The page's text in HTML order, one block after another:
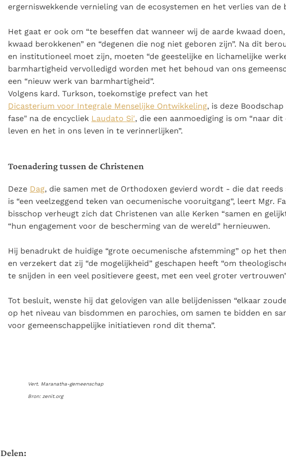
ergerniswekkende vernieling van de ecosystemen en het verlies van de
Het gaat er ook om “te beseffen dat wanneer wij de aarde kwaad
kwaad berokkenen” en “degenen die nog niet geboren zijn”. Na dit
en institutioneel moet zijn, moeten “de geestelijke en lichamelijke
barmhartigheid vervolledigd worden met het behoud van ons
een “nieuw werk van barmhartigheid”.
Volgens kard. Turkson, toekomstige prefect van het
Dicasterium voor Integrale Menselijke Ontwikkeling, is deze
fase" na de encycliek Laudato Si', die een aanmoediging is om “naar
leven en het in ons leven in te verinnerlijken”.
Toenadering tussen de Christenen
Deze Dag, die samen met de Orthodoxen gevierd wordt - die dat reeds
is “een veelzeggend teken van oecumenische vooruitgang”, leert Mgr.
bisschop verheugt zich dat Christenen van alle Kerken “samen en
“hun engagement voor de bescherming van de wereld” hernieuwen.
Hij benadrukt de huidige “grote oecumenische afstemming” op het
en verzekert dat zij “de mogelijkheid” geschapen heeft “om
te snijden in een veel positievere geest, met een veel groter
Tot besluit, wenste hij dat gelovigen van alle belijdenissen “elkaar
op het niveau van bisdommen en parochies, om samen te bidden en
voor gemeenschappelijke initiatieven rond dit thema”.
Vert. Maranatha-gemeenschap
Bron: zenit.org
Delen: